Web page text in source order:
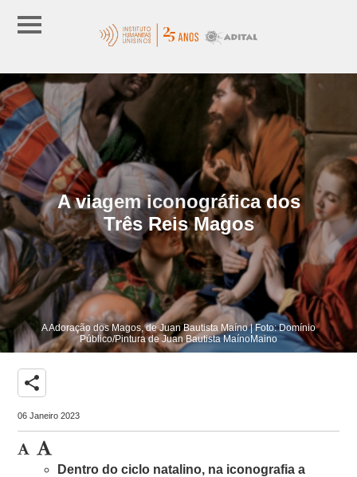
A viagem iconográfica dos
Três Reis Magos
A Adoração dos Magos, de Juan Bautista Maíno | Foto: Domínio
Público/Pintura de Juan Bautista MaínoMaino
share
06 Janeiro 2023
Dentro do ciclo natalino, na iconografia a